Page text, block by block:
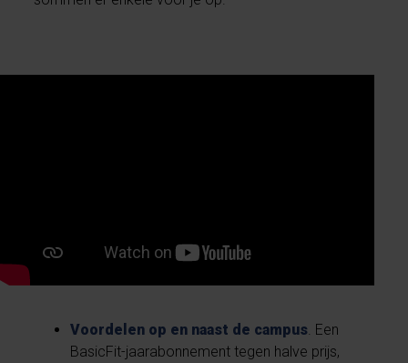
Voordelen op en naast de campus . Een
BasicFit-jaarabonnement tegen halve prijs,